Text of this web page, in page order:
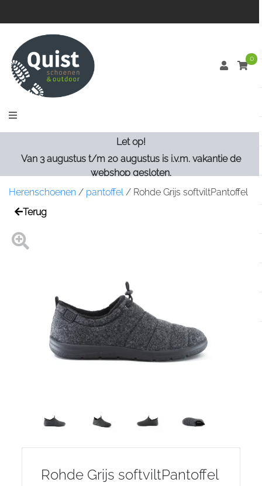
0
Let op!
Van 3 augustus t/m 20 augustus is i.v.m. vakantie de
webshop gesloten.
Herenschoenen / pantoffel / Rohde Grijs softviltPantoffel
Terug
Rohde Grijs softviltPantoffel